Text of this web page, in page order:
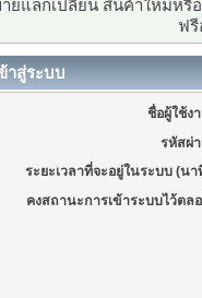
ยแลกเปลี่ยน สินค้าใหม่หรื
ฟรี
าสู่ระบบ
ชื่อผู้ใช้ง
รหัสผ่
ระยะเวลาที่จะอยู่ในระบบ (นา
คงสถานะการเข้าระบบไว้ตล